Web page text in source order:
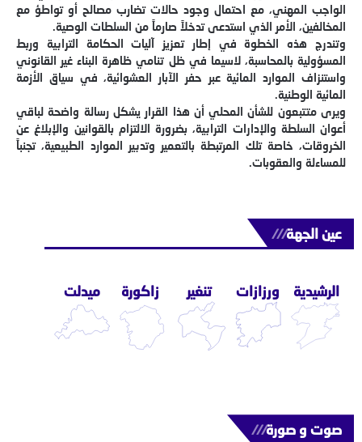
الواجب المهني، مع احتمال وجود حالات تضارب مصالح أو تواطؤ مع
المخالفين، الأمر الذي استدعى تدخلاً صارماً من السلطات الوصية.
وتندرج هذه الخطوة في إطار تعزيز آليات الحكامة الترابية وربط
المسؤولية بالمحاسبة، لاسيما في ظل تنامي ظاهرة البناء غير القانوني
واستنزاف الموارد المائية عبر حفر الآبار العشوائية، في سياق الأزمة
المائية الوطنية.
ويرى متتبعون للشأن المحلي أن هذا القرار يشكل رسالة واضحة لباقي
أعوان السلطة والإدارات الترابية، بضرورة الالتزام بالقوانين والإبلاغ عن
الخروقات، خاصة تلك المرتبطة بالتعمير وتدبير الموارد الطبيعية، تجنباً
للمساءلة والعقوبات.
عين الجهة///
الرشيدية ورزازات تنغير زاكورة ميدلت
صوت و صورة///